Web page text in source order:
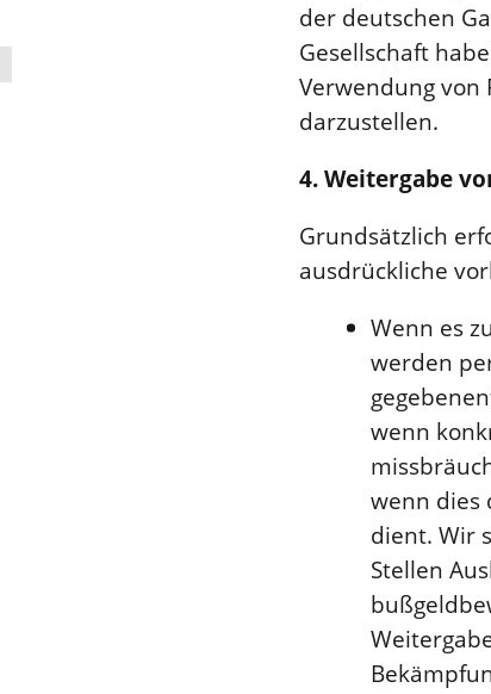
der deutschen
Gesellschaft
Verwendung
darzustellen.
4. Weitergabe
Grundsätzlich
ausdrückliche
Wenn es
werden
wenn
wenn dies
dient. Wir
Stellen